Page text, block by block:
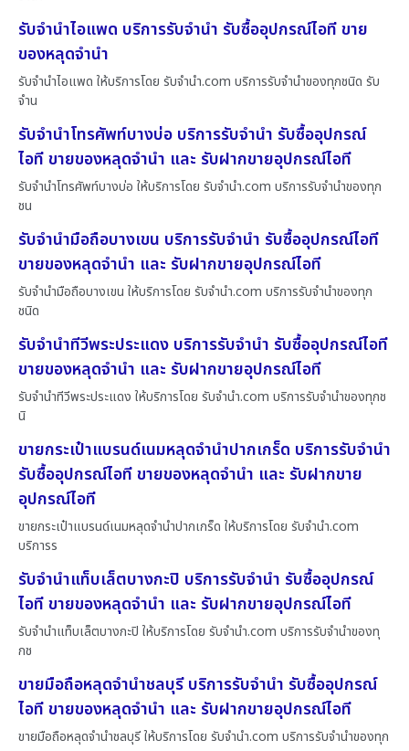
รับจำนำไอแพด บริการรับจำนำ รับซื้ออุปกรณ์ไอที ขาย
ของหลุดจำนำ
รับจำนำไอแพด ให้บริการโดย รับจํานํา.com บริการรับจำนำของทุกชนิด รับ
จำน
รับจำนำโทรศัพท์บางบ่อ บริการรับจำนำ รับซื้ออุปกรณ์
ไอที ขายของหลุดจำนำ และ รับฝากขายอุปกรณ์ไอที
รับจำนำโทรศัพท์บางบ่อ ให้บริการโดย รับจํานํา.com บริการรับจำนำของทุก
ชน
รับจำนำมือถือบางเขน บริการรับจำนำ รับซื้ออุปกรณ์ไอที
ขายของหลุดจำนำ และ รับฝากขายอุปกรณ์ไอที
รับจำนำมือถือบางเขน ให้บริการโดย รับจํานํา.com บริการรับจำนำของทุก
ชนิด
รับจำนำทีวีพระประแดง บริการรับจำนำ รับซื้ออุปกรณ์ไอที
ขายของหลุดจำนำ และ รับฝากขายอุปกรณ์ไอที
รับจำนำทีวีพระประแดง ให้บริการโดย รับจํานํา.com บริการรับจำนำของทุกช
นิ
ขายกระเป๋าแบรนด์เนมหลุดจำนำปากเกร็ด บริการรับจำนำ
รับซื้ออุปกรณ์ไอที ขายของหลุดจำนำ และ รับฝากขาย
อุปกรณ์ไอที
ขายกระเป๋าแบรนด์เนมหลุดจำนำปากเกร็ด ให้บริการโดย รับจํานํา.com
บริการร
รับจำนำแท็บเล็ตบางกะปิ บริการรับจำนำ รับซื้ออุปกรณ์
ไอที ขายของหลุดจำนำ และ รับฝากขายอุปกรณ์ไอที
รับจำนำแท็บเล็ตบางกะปิ ให้บริการโดย รับจํานํา.com บริการรับจำนำของทุ
กช
ขายมือถือหลุดจำนำชลบุรี บริการรับจำนำ รับซื้ออุปกรณ์
ไอที ขายของหลุดจำนำ และ รับฝากขายอุปกรณ์ไอที
ขายมือถือหลุดจำนำชลบุรี ให้บริการโดย รับจํานํา.com บริการรับจำนำของทุก